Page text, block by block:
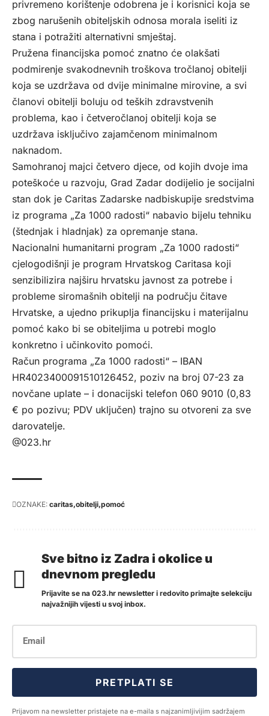
privremeno korištenje odobrena je i korisnici koja se
zbog narušenih obiteljskih odnosa morala iseliti iz
stana i potražiti alternativni smještaj.
Pružena financijska pomoć znatno će olakšati
podmirenje svakodnevnih troškova tročlanoj obitelji
koja se uzdržava od dvije minimalne mirovine, a svi
članovi obitelji boluju od teških zdravstvenih
problema, kao i četveročlanoj obitelji koja se
uzdržava isključivo zajamčenom minimalnom
naknadom.
Samohranoj majci četvero djece, od kojih dvoje ima
poteškoće u razvoju, Grad Zadar dodijelio je socijalni
stan dok je Caritas Zadarske nadbiskupije sredstvima
iz programa „Za 1000 radosti“ nabavio bijelu tehniku
(štednjak i hladnjak) za opremanje stana.
Nacionalni humanitarni program „Za 1000 radosti“
cjelogodišnji je program Hrvatskog Caritasa koji
senzibilizira najširu hrvatsku javnost za potrebe i
probleme siromašnih obitelji na području čitave
Hrvatske, a ujedno prikuplja financijsku i materijalnu
pomoć kako bi se obiteljima u potrebi moglo
konkretno i učinkovito pomoći.
Račun programa „Za 1000 radosti“ – IBAN
HR4023400091510126452, poziv na broj 07-23 za
novčane uplate – i donacijski telefon 060 9010 (0,83
€ po pozivu; PDV uključen) trajno su otvoreni za sve
darovatelje.
@023.hr
OZNAKE: caritas obitelji pomoć
Sve bitno iz Zadra i okolice u
dnevnom pregledu
Prijavite se na 023.hr newsletter i redovito primajte selekciju
najvažnijih vijesti u svoj inbox.
PRETPLATI SE
Prijavom na newsletter pristajete na e-maila s najzanimljivijim sadržajem